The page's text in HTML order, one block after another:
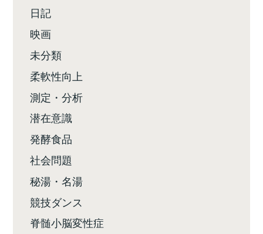
日記
映画
未分類
柔軟性向上
測定・分析
潜在意識
発酵食品
社会問題
秘湯・名湯
競技ダンス
脊髄小脳変性症